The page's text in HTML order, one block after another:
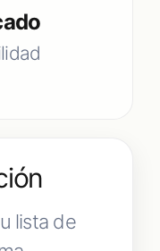
lista de